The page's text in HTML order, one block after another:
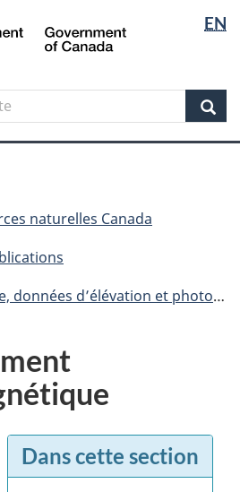
Aller
au
principal
Skip
to
government"
Passer
à
version
simplifiée
langue
EN
Canada
naturelles Canada
d’élévation et photos aériennes
Dans cette section